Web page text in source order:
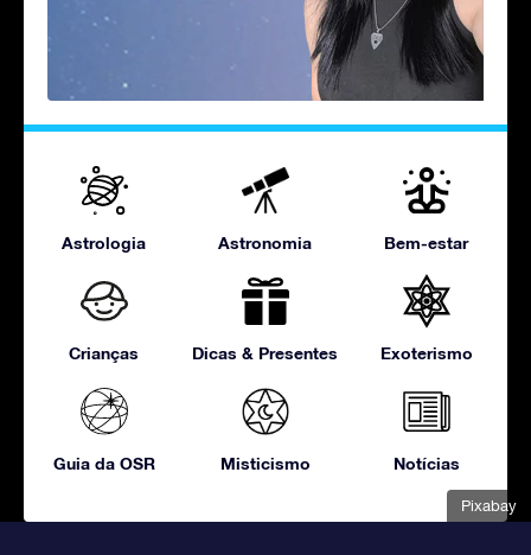
Pixabay
Astrologia Astronomia Bem-estar
Crianças Dicas & Presentes Exoterismo
Guia da OSR Misticismo Notícias